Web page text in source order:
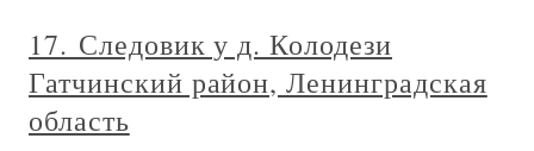
17. Следовик у д. Колодези
Гатчинский район, Ленинградская
область